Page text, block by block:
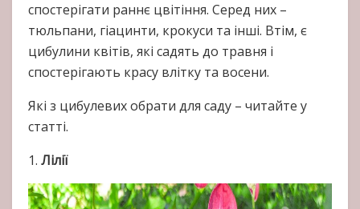
спостерігати раннє цвітіння. Серед них –
тюльпани, гіацинти, крокуси та інші. Втім, є
цибулини квітів, які садять до травня і
спостерігають красу влітку та восени.
Які з цибулевих обрати для саду – читайте у
статті.
1. Лілії